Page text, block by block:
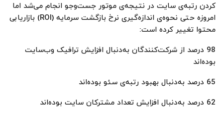
کردن رتبه‌ی سایت در نتیجه‌ی موتور جست‌وجو انجام می‌شد اما
امروزه حتی ‌نحوه‌ی اندازه‌گیری نرخ بازگشت سرمایه‌‌ (ROI) بازاریابی
محتوا تغییر کرده است:
98 درصد از شرکت‌کنندگان به‌دنبال افزایش ترافیک وب‌سایت
بوده‌اند
65 درصد به‌دنبال بهبود رتبه‌ی سئو بوده‌اند
62 درصد به‌دنبال افزایش تعداد مشترکان سایت بوده‌اند